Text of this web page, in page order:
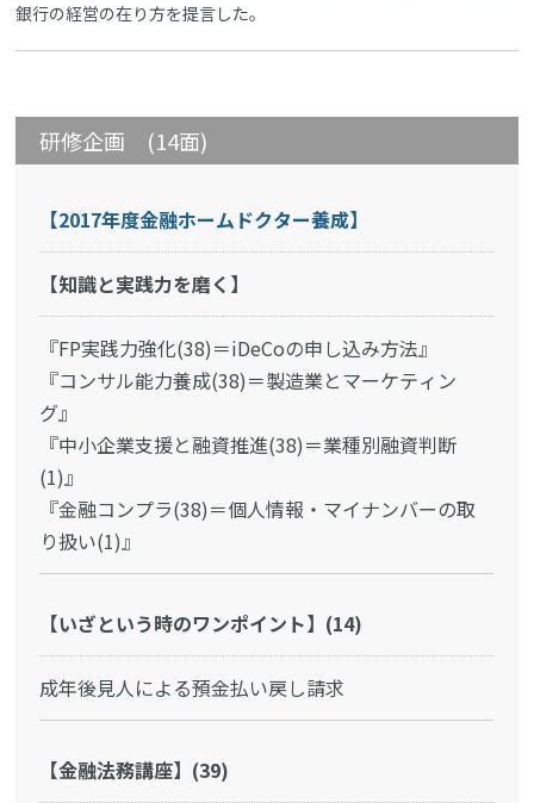
銀行の経営の在り方を提言した。
研修企画 (14面)
【2017年度金融ホームドクター養成】
【知識と実践力を磨く】
『FP実践力強化(38)＝iDeCoの申し込み方法』
『コンサル能力養成(38)＝製造業とマーケティン
グ』
『中小企業支援と融資推進(38)＝業種別融資判断
(1)』
『金融コンプラ(38)＝個人情報・マイナンバーの取
り扱い(1)』
【いざという時のワンポイント】(14)
成年後見人による預金払い戻し請求
【金融法務講座】(39)